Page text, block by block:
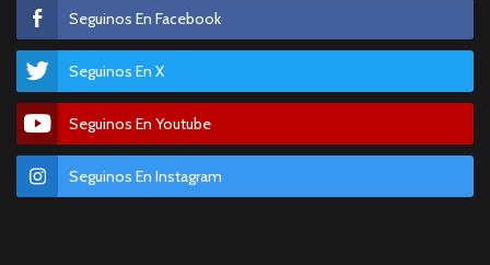
Seguinos En Facebook
Seguinos En X
Seguinos En Youtube
Seguinos En Instagram